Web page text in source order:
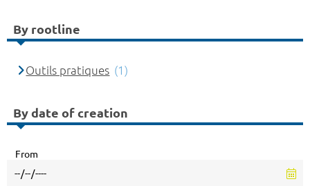
By rootline
Outils pratiques (1)
By date of creation
From